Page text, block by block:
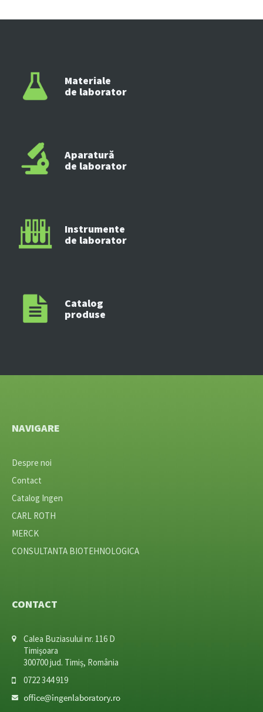
Materiale
de laborator
Aparatură
de laborator
Instrumente
de laborator
Catalog
produse
NAVIGARE
Despre noi
Contact
Catalog Ingen
CARL ROTH
MERCK
CONSULTANTA BIOTEHNOLOGICA
CONTACT
Calea Buziasului nr. 116 D
Timișoara
300700 jud. Timiș, România
0722 344 919